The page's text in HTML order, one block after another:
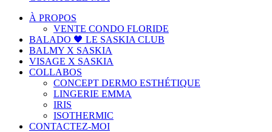
À PROPOS
VENTE CONDO FLORIDE
BALADO 🖤 LE SASKIA CLUB
BALMY X SASKIA
VISAGE X SASKIA
COLLABOS
CONCEPT DERMO ESTHÉTIQUE
LINGERIE EMMA
IRIS
ISOTHERMIC
CONTACTEZ-MOI